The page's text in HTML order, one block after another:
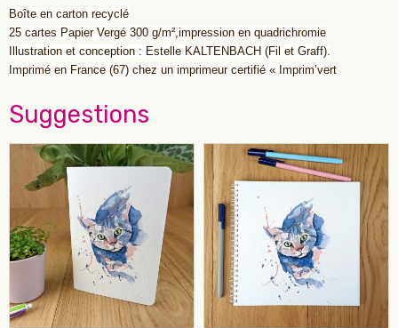
Boîte en carton recyclé
25 cartes Papier Vergé 300 g/m²,impression en quadrichromie
Illustration et conception : Estelle KALTENBACH (Fil et Graff).
Imprimé en France (67) chez un imprimeur certifié « Imprim’vert
Suggestions